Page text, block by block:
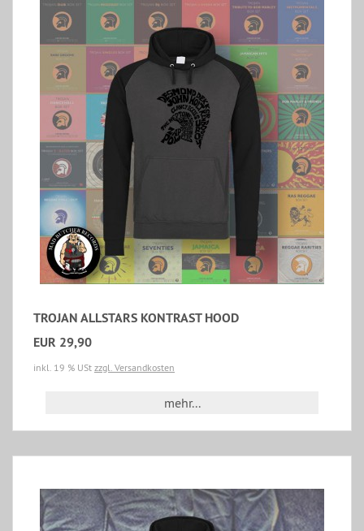
TROJAN ALLSTARS KONTRAST HOOD
EUR 29,90
inkl. 19 % USt zzgl. Versandkosten
mehr...